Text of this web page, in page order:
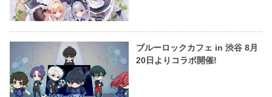
ブルーロックカフェ in 渋谷 8月
20日よりコラボ開催!